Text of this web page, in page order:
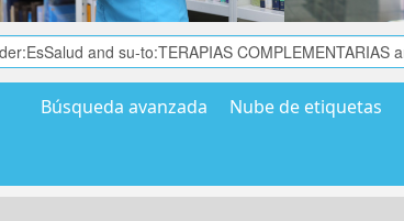
Búsqueda avanzada Nube de etiquetas